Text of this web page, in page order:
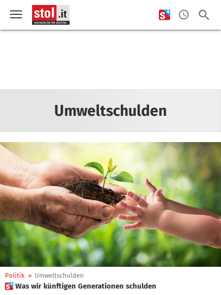
Umweltschulden
Politik » Umweltschulden
 Was wir künftigen Generationen schulden